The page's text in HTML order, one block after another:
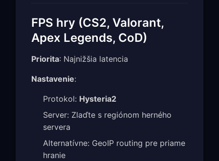
FPS hry (CS2, Valorant,
Apex Legends, CoD)
Priorita: Najnižšia latencia
Nastavenie:
Protokol: Hysteria2
Server: Zlaďte s regiónom herného
servera
Alternatívne: GeoIP routing pre priame
hranie